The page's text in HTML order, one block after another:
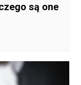
są one